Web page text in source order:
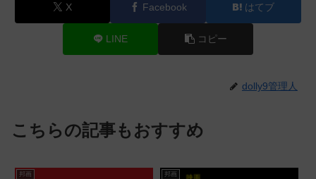
X Facebook はてブ
LINE コピー
dolly9管理人
こちらの記事もおすすめ
邦画 邦画